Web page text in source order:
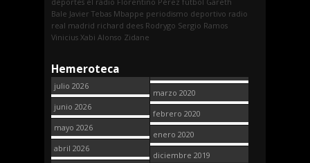
Bale Javier Tebas Mbappe periodismo deportivo radio
real madrid richard dees Rodrygo Sergio Ramos
Vinicius Xabi Alonso Zidane
Hemeroteca
julio 2026
junio 2026
mayo 2026
abril 2026
marzo 2020
febrero 2020
enero 2020
diciembre 2019